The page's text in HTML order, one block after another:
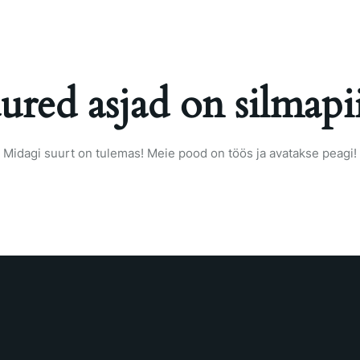
asjad on
Midagi suurt on tulemas! Meie pood on töös ja avatakse peagi!